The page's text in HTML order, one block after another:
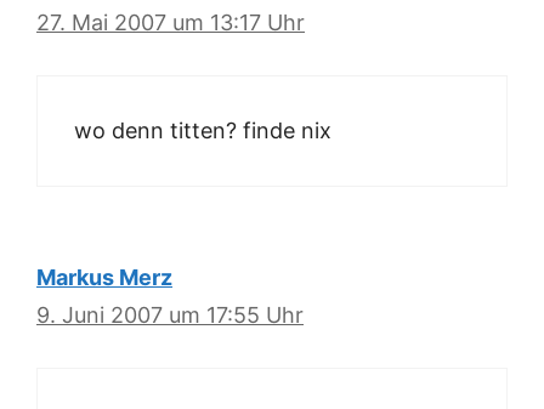
27. Mai 2007 um 13:17 Uhr
wo denn titten? finde nix
Markus Merz
9. Juni 2007 um 17:55 Uhr